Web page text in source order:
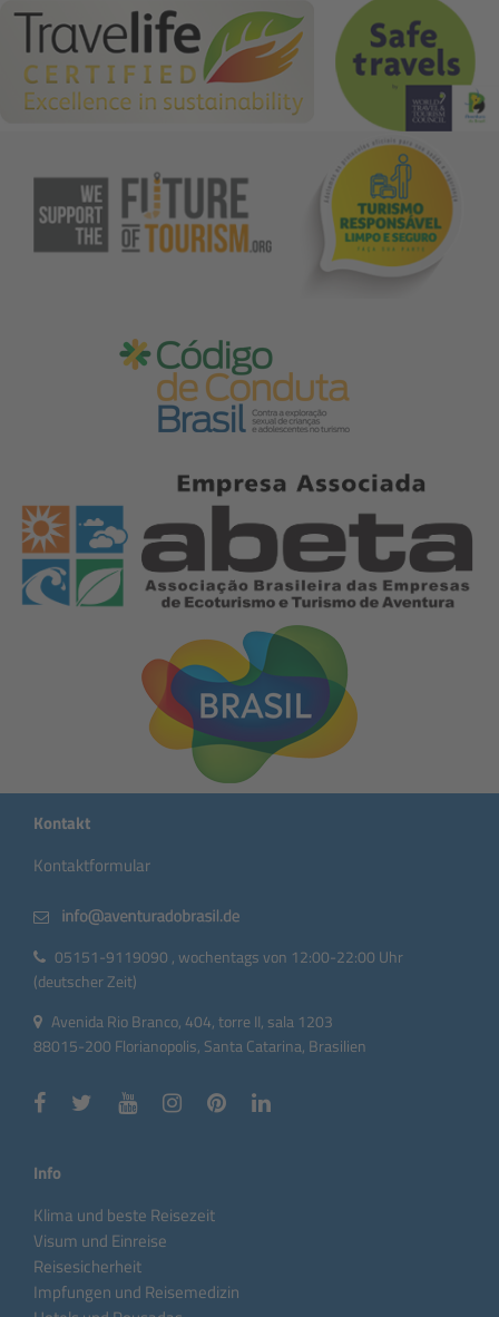
Kontakt
Kontaktformular
05151-9119090 , wochentags von 12:00-22:00 Uhr
(deutscher Zeit)
Avenida Rio Branco, 404, torre II, sala 1203
88015-200 Florianopolis, Santa Catarina, Brasilien
Info
Klima und beste Reisezeit
Visum und Einreise
Reisesicherheit
Impfungen und Reisemedizin